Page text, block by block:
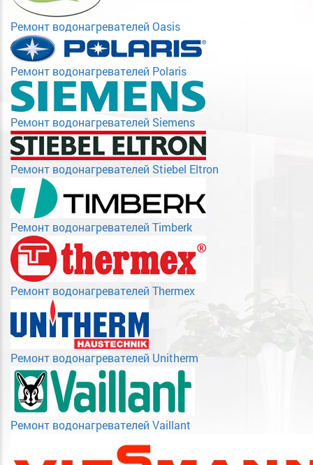
Ремонт водонагревателей Oasis
Ремонт водонагревателей Polaris
Ремонт водонагревателей Siemens
Ремонт водонагревателей Stiebel Eltron
Ремонт водонагревателей Timberk
Ремонт водонагревателей Thermex
Ремонт водонагревателей Unitherm
Ремонт водонагревателей Vaillant